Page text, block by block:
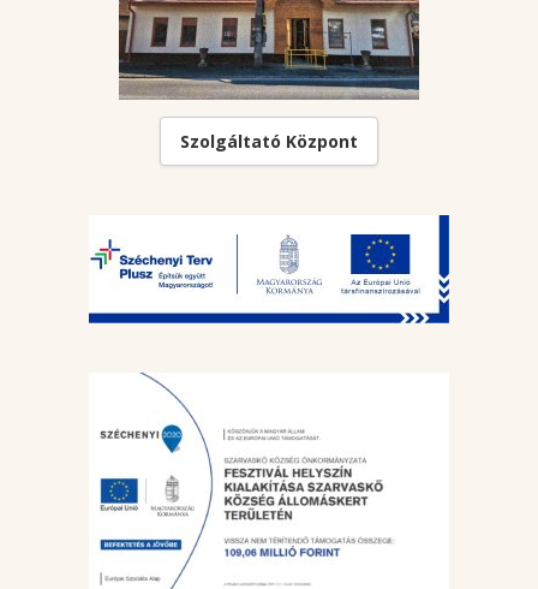
Szolgáltató Központ